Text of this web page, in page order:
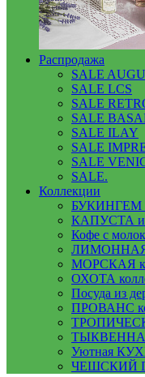
Распродажа
SALE
SALE LCS
SALE
SALE
SALE ILAY
SALE
SALE
SALE.
Коллекции
БУКИНГЕМ
КАПУСТА и
Кофе с
ЛИМОННАЯ
МОРСКАЯ
ОХОТА
Посуда из
ПРОВАНС
ТЫКВЕННАЯ
Уютная
ЧЕШСКИЙ